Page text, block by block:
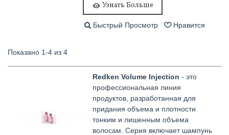
Узнать Больше
Быстрый Просмотр Нравится
Показано 1-4 из 4
Redken Volume Injection - это
профессиональная линия
продуктов, разработанная для
придания объема и плотности
тонким и лишенным объема
волосам. Серия включает шампунь